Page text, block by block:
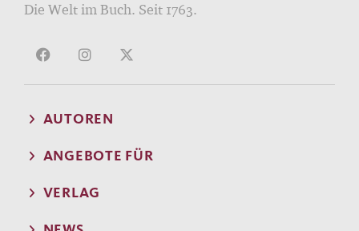
Die Welt im Buch. Seit 1763.
AUTOREN
ANGEBOTE FÜR
VERLAG